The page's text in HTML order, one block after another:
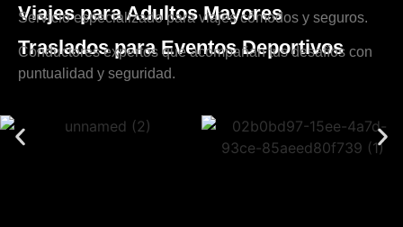
Viajes para Adultos Mayores
Servicio especializado para viajes cómodos y seguros.
Traslados para Eventos Deportivos
Conductores expertos que acompañan tus desafíos con
puntualidad y seguridad.